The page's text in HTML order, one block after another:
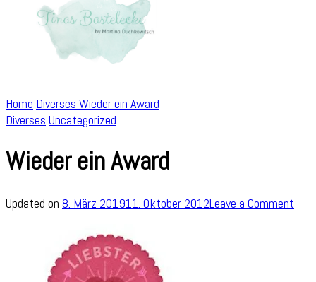
Home Diverses Wieder ein Award
Diverses Uncategorized
Wieder ein Award
Updated on 8. März 201911. Oktober 2012Leave a Comment